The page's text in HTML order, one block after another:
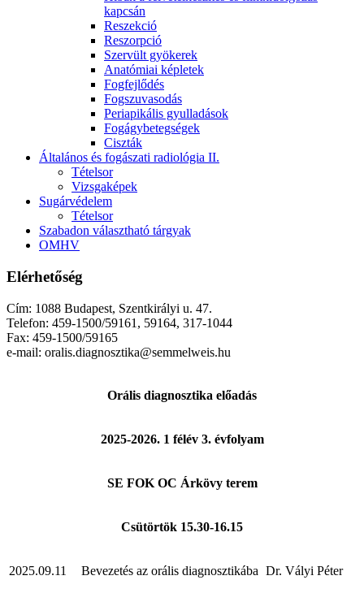
kapcsán
Reszekció
Reszorpció
Szervült gyökerek
Anatómiai képletek
Fogfejlődés
Fogszuvasodás
Periapikális gyulladások
Fogágybetegségek
Ciszták
Általános és fogászati radiológia II.
Tételsor
Vizsgaképek
Sugárvédelem
Tételsor
Szabadon választható tárgyak
OMHV
Elérhetőség
Cím: 1088 Budapest, Szentkirályi u. 47.
Telefon: 459-1500/59161, 59164, 317-1044
Fax: 459-1500/59165
e-mail: oralis.diagnosztika@semmelweis.hu
Orális diagnosztika előadás
2025-2026. 1 félév 3. évfolyam
SE FOK OC Árkövy terem
Csütörtök 15.30-16.15
2025.09.11 Bevezetés az orális diagnosztikába Dr. Vályi Péter